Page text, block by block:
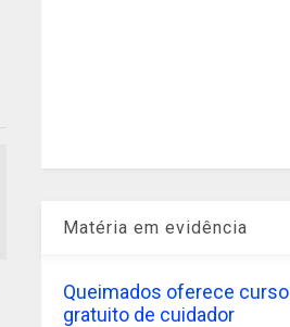
Matéria em evidência
Queimados oferece curso
gratuito de cuidador